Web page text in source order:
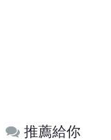
推薦給你